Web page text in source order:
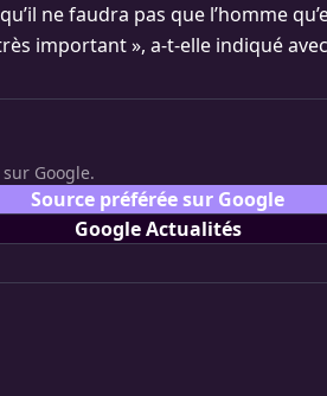
ne faudra pas que l’homme
important », a-t-elle indiqué
Google.
Source préférée sur Google
Google Actualités